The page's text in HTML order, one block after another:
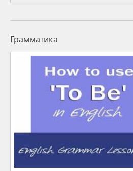
Грамматика